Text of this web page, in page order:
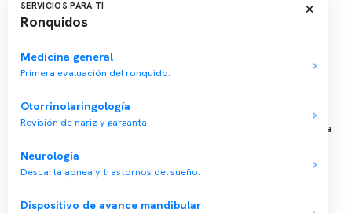
📍 Vitacura: Av. Kennedy 5488, Patio Inglés, piso -1, local 003
📍 Providencia: Av. Andrés Bello 2337, local 2
Reserva tu hora
Agenda tu consulta médica o examen del sueño de forma rápida
→ Reservar ahora
SERVICIOS PARA TI
Ronquidos
×
Medicina general
Primera evaluación del ronquido.
Otorrinolaringología
Revisión de nariz y garganta.
Neurología
Descarta apnea y trastornos del sueño.
Dispositivo de avance mandibular